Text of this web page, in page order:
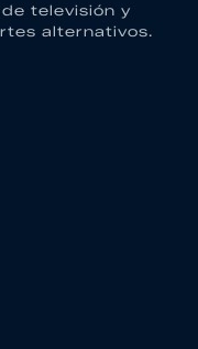
televisión y
alternativos.